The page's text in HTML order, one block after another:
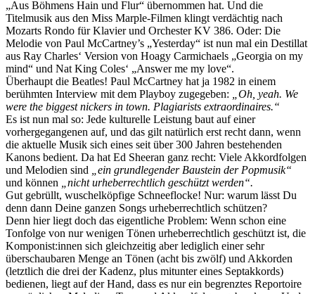
„Aus Böhmens Hain und Flur“ übernommen hat. Und die
Titelmusik aus den Miss Marple-Filmen klingt verdächtig nach
Mozarts Rondo für Klavier und Orchester KV 386. Oder: Die
Melodie von Paul McCartney’s „Yesterday“ ist nun mal ein Destillat
aus Ray Charles‘ Version von Hoagy Carmichaels „Georgia on my
mind“ und Nat King Coles‘ „Answer me my love“.
Überhaupt die Beatles! Paul McCartney hat ja 1982 in einem
berühmten Interview mit dem Playboy zugegeben:
„Oh, yeah. We
were the biggest nickers in town. Plagiarists extraordinaires.“
Es ist nun mal so: Jede kulturelle Leistung baut auf einer
vorhergegangenen auf, und das gilt natürlich erst recht dann, wenn
die aktuelle Musik sich eines seit über 300 Jahren bestehenden
Kanons bedient. Da hat Ed Sheeran ganz recht: Viele Akkordfolgen
und Melodien sind
„ein grundlegender Baustein der Popmusik“
und können
„nicht urheberrechtlich geschützt werden“.
Gut gebrüllt, wuschelköpfige Schneeflocke! Nur: warum lässt Du
denn dann Deine ganzen Songs urheberrechtlich schützen?
Denn hier liegt doch das eigentliche Problem: Wenn schon eine
Tonfolge von nur wenigen Tönen urheberrechtlich geschützt ist, die
Komponist:innen sich gleichzeitig aber lediglich einer sehr
überschaubaren Menge an Tönen (acht bis zwölf) und Akkorden
(letztlich die drei der Kadenz, plus mitunter eines Septakkords)
bedienen, liegt auf der Hand, dass es nur ein begrenztes Reportoire